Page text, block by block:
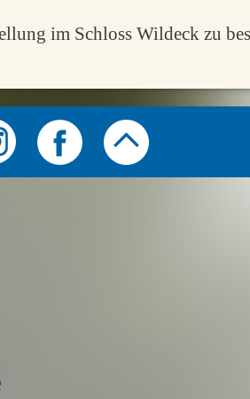
im Schloss Wildeck zu